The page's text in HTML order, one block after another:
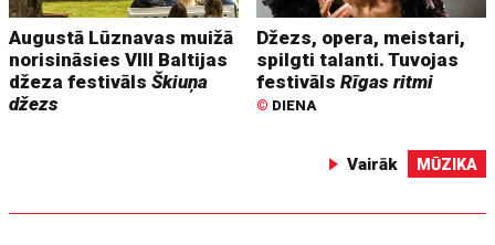
Augustā Lūznavas muižā
norisināsies VIII Baltijas
džeza festivālsŠkiuņa
džezs
Džezs, opera, meistari,
spilgti talanti. Tuvojas
festivālsRīgas ritmi
© DIENA
Vairāk MŪZIKA